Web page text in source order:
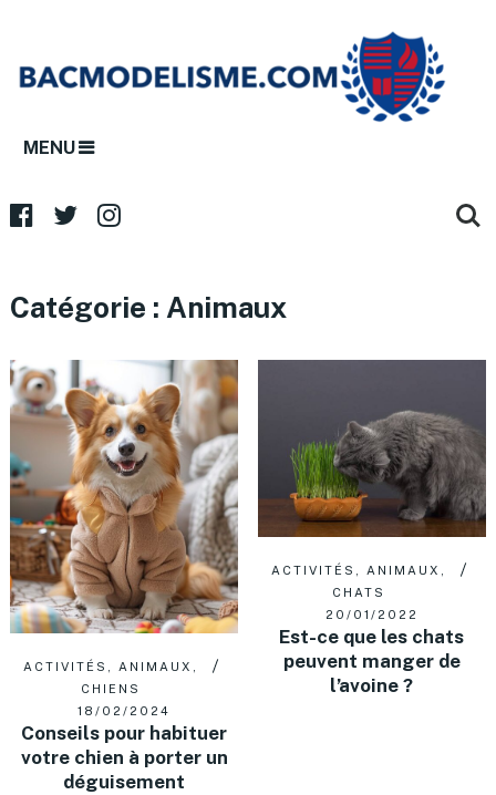
MENU
Catégorie : Animaux
ACTIVITÉS ,ANIMAUX ,
CHIENS
18/02/2024
Conseils pour habituer
votre chien à porter un
déguisement
ACTIVITÉS ANIMAUX
CHATS
20/01/2022
Est-ce que les chats
peuvent manger de
l’avoine ?